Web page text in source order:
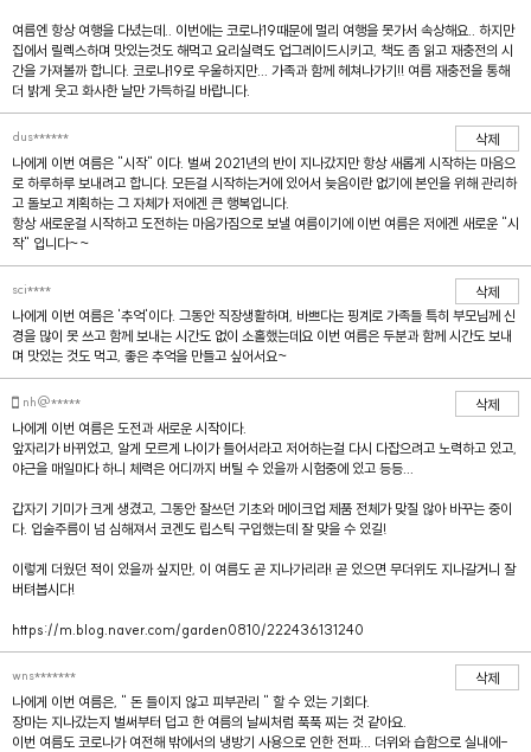
클렌징
여름엔 항상 여행을 다녔는데.. 이번에는 코로나19때문에 멀리 여행을 못가서 속상해요.. 하지만
집에서 릴렉스하며 맛있는것도 해먹고 요리실력도 업그레이드시키고, 책도 좀 읽고 재충전의 시
간을 가져볼까 합니다. 코로나19로 우울하지만... 가족과 함께 헤쳐나가기!! 여름 재충전을 통해
더 밝게 웃고 화사한 날만 가득하길 바랍니다.
dus******
삭제
나에게 이번 여름은 "시작" 이다. 벌써 2021년의 반이 지나갔지만 항상 새롭게 시작하는 마음으
로 하루하루 보내려고 합니다. 모든걸 시작하는거에 있어서 늦음이란 없기에 본인을 위해 관리하
고 돌보고 계획하는 그 자체가 저에겐 큰 행복입니다.
항상 새로운걸 시작하고 도전하는 마음가짐으로 보낼 여름이기에 이번 여름은 저에겐 새로운 "시
작" 입니다~~
sci****
삭제
나에게 이번 여름은 '추억'이다. 그동안 직장생활하며, 바쁘다는 핑계로 가족들 특히 부모님께 신
경을 많이 못 쓰고 함께 보내는 시간도 없이 소홀했는데요 이번 여름은 두분과 함께 시간도 보내
며 맛있는 것도 먹고, 좋은 추억을 만들고 싶어서요~
nh@*****
삭제
나에게 이번 여름은 도전과 새로운 시작이다.
앞자리가 바뀌었고, 알게 모르게 나이가 들어서라고 저어하는걸 다시 다잡으려고 노력하고 있고,
야근을 매일마다 하니 체력은 어디까지 버틸 수 있을까 시험중에 있고 등등...
갑자기 기미가 크게 생겼고, 그동안 잘쓰던 기초와 메이크업 제품 전체가 맞질 않아 바꾸는 중이
다. 입술주름이 넘 심해져서 코겐도 립스틱 구입했는데 잘 맞을 수 있길!
이렇게 더웠던 적이 있을까 싶지만, 이 여름도 곧 지나가리라! 곧 있으면 무더위도 지나갈거니 잘
버텨봅시다!
https://m.blog.naver.com/garden0810/222436131240
wns*******
삭제
나에게 이번 여름은, " 돈 들이지 않고 피부관리 " 할 수 있는 기회다.
장마는 지나갔는지 벌써부터 덥고 한 여름의 날씨처럼 푹푹 찌는 것 같아요.
이번 여름도 코로나가 여전해 밖에서의 냉방기 사용으로 인한 전파... 더위와 습함으로 실내에-